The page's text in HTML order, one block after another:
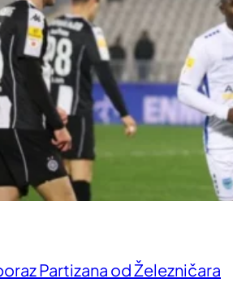
Partizana od Železničara